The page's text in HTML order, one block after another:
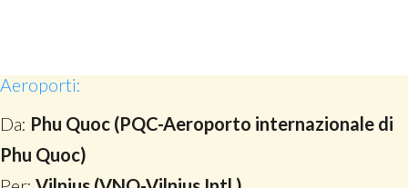
Aeroporti:
Da: Phu Quoc (PQC-Aeroporto internazionale di
Phu Quoc)